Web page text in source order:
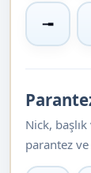
╼
Nick,
parantez